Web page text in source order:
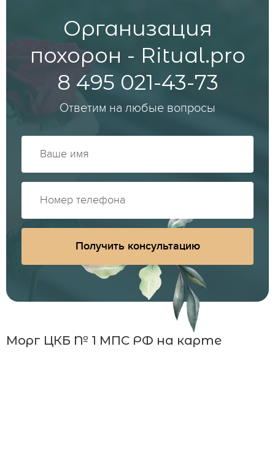
Организация
похорон - Ritual.pro
8 495 021-43-73
Ответим на любые вопросы
Получить консультацию
Морг ЦКБ № 1 МПС РФ на карте